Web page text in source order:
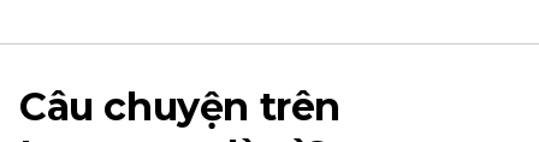
Câu chuyện trên